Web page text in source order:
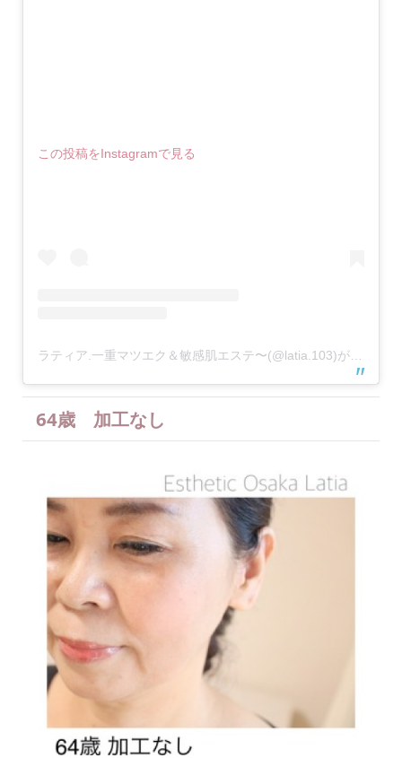
この投稿をInstagramで見る
ラティア.一重マツエク＆敏感肌エステ〜(@latia.103)がシェアした投稿
64歳 加工なし